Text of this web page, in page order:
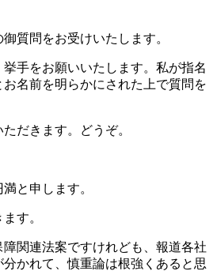
質問をお受けいたします。
手をお願いいたします。私が指名
名前を明らかにされた上で質問を
だきます。どうぞ。
と申します。
す。
関連法案ですけれども、報道各社
かれて、慎重論は根強くあると思